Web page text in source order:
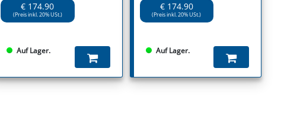
€ 174.90
(Preis inkl. 20% USt.)
Auf Lager.
€ 174.90
(Preis inkl. 20% USt.)
Auf Lager.